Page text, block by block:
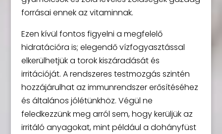
forrásai ennek az vitaminnak.
Ezen kívül fontos figyelni a megfelelő
hidratációra is; elegendő vízfogyasztással
elkerülhetjük a torok kiszáradását és
irritációját. A rendszeres testmozgás szintén
hozzájárulhat az immunrendszer erősítéséhez
és általános jólétünkhöz. Végül ne
feledkezzünk meg arról sem, hogy kerüljük az
irritáló anyagokat, mint például a dohányfüst